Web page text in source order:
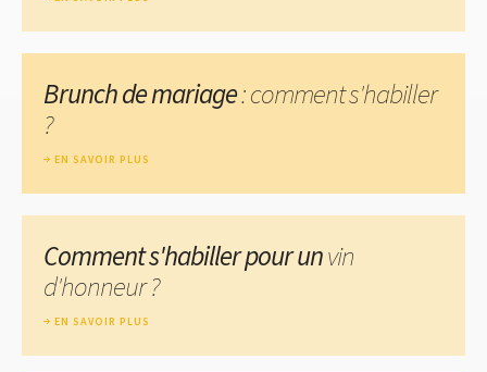
Brunch de mariage: comment s'habiller
?
EN SAVOIR PLUS
Comment s'habiller pour unvin
d'honneur ?
EN SAVOIR PLUS